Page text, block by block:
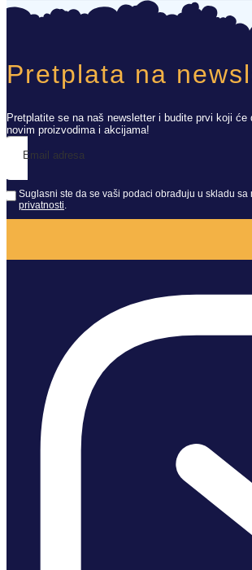
Pretplata na
Pretplatite se na naš newsletter i budite prvi koji će
novim proizvodima i akcijama!
Email adresa
Suglasni ste da se vaši podaci obrađuju u skladu sa
privatnosti